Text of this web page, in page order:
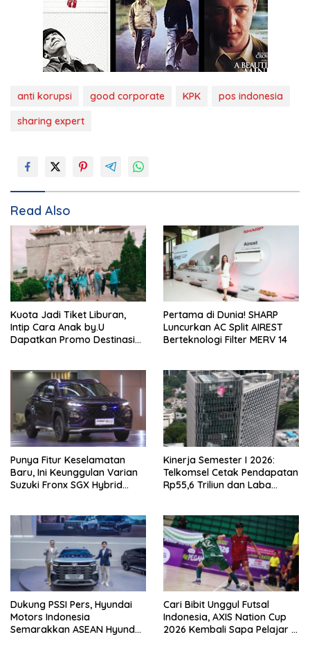
anti korupsi good corporate KPK
pos indonesia
sharing expert
Read Also
Kuota Jadi Tiket Liburan,
Intip Cara Anak by.U
Dapatkan Promo Destinasi
Pertama di Dunia! SHARP
Luncurkan AC Split AIREST
Berteknologi Filter MERV 14
Punya Fitur Keselamatan
Baru, Ini Keunggulan Varian
Suzuki Fronx SGX Hybrid
Kinerja Semester I 2026:
Telkomsel Cetak Pendapatan
Rp55,6 Triliun dan Laba
Dukung PSSI Pers, Hyundai
Motors Indonesia
Semarakkan ASEAN Hyundai
Cari Bibit Unggul Futsal
Indonesia, AXIS Nation Cup
2026 Kembali Sapa Pelajar di